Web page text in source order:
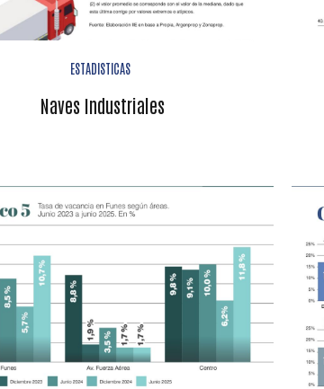
ESTADISTICAS
Naves Industriales